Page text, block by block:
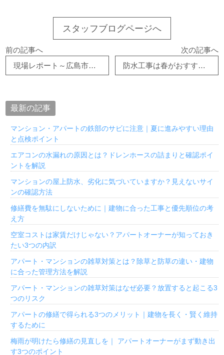
スタッフブログページへ
前の記事へ
現場レポート～広島市より～
次の記事へ
防水工事は春がおすすめ！
最新の記事
マンション・アパートの鉄部のサビに注意｜夏に進みやすい理由
と点検ポイント
エアコンの水漏れの原因とは？ドレンホースの詰まりと確認ポイ
ントを解説
マンションの屋上防水、劣化に気づいていますか？見えないサイ
ンの確認方法
修繕費を無駄にしないために｜建物に合った工事と優先順位の考
え方
空室コストは家賃だけじゃない？アパートオーナーが知っておき
たい3つの内訳
アパート・マンションの雑草対策とは？除草と防草の違い・建物
に合った管理方法を解説
アパート・マンションの雑草対策はなぜ必要？放置すると起こる3
つのリスク
アパートの修繕で得られる3つのメリット｜建物を長く・賢く維持
するために
梅雨が明けたら修繕の見直しを｜ アパートオーナーがまず動き出
す3つのポイント